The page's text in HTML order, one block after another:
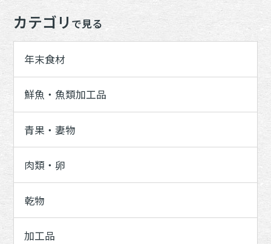
カテゴリ で見る
年末食材
鮮魚・魚類加工品
青果・妻物
肉類・卵
乾物
加工品